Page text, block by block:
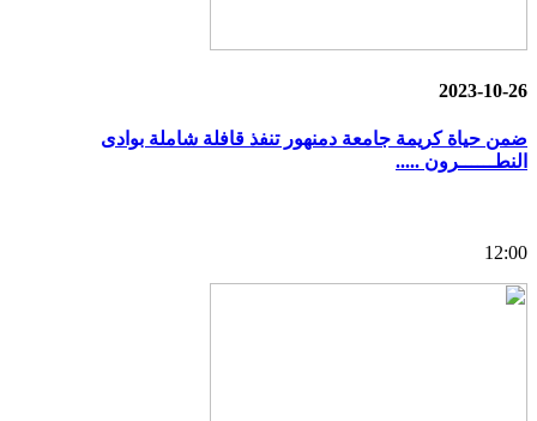
2023-10-26
ضمن حياة كريمة جامعة دمنهور تنفذ قافلة شاملة بوادى
النطــــــرون .....
12:00